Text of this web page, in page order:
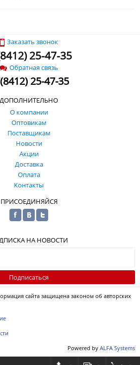
Заказать звонок
8412) 25-47-35
Обратная связь
(8412) 25-47-35
ДОПОЛНИТЕЛЬНО
О компании
Оптовикам
Поставщикам
Новости
Акции
Доставка
Оплата
Контакты
ПРИСОЕДИНЯЙСЯ
НА НОВОСТИ
Подписаться
сайта защищена законом об авторских
Powered by ALFA Systems